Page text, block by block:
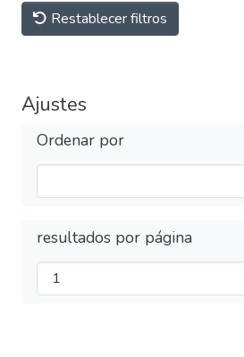
Restablecer filtros
Ajustes
Ordenar por
resultados por página